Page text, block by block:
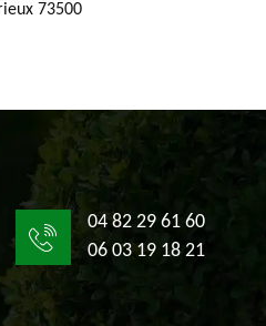
73500
04 82 29 61 60
06 03 19 18 21